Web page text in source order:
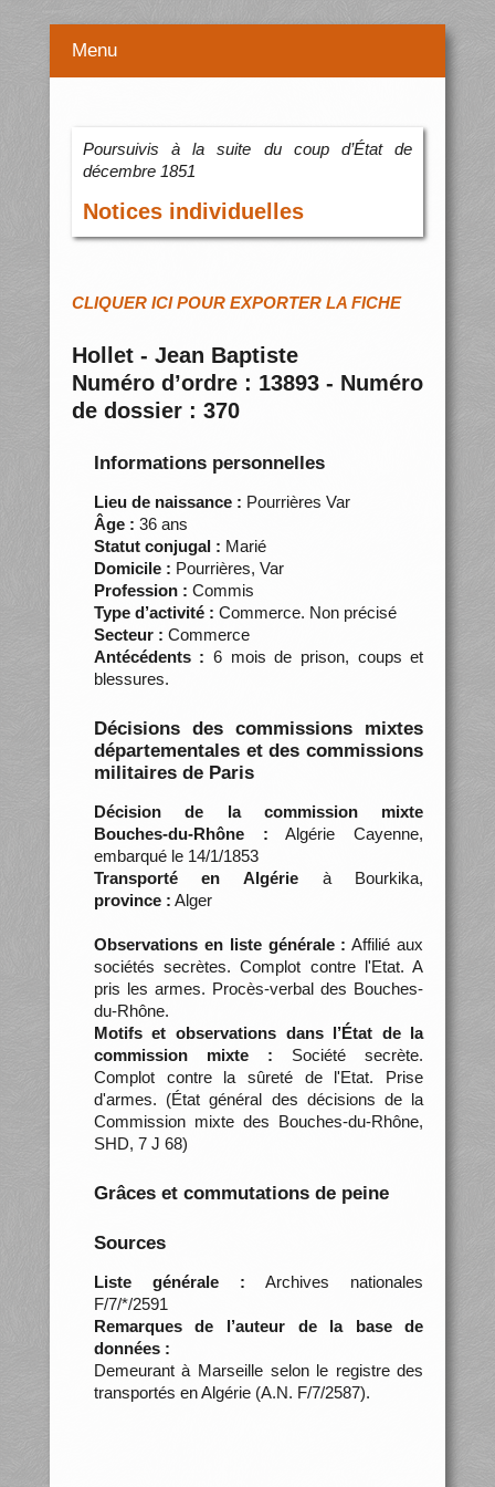
Menu
Poursuivis à la suite du coup d’État de
décembre 1851
Notices individuelles
CLIQUER ICI POUR EXPORTER LA FICHE
Hollet - Jean Baptiste
Numéro d’ordre : 13893 - Numéro
de dossier : 370
Informations personnelles
Lieu de naissance : Pourrières Var
Âge : 36 ans
Statut conjugal : Marié
Domicile : Pourrières, Var
Profession : Commis
Type d’activité : Commerce. Non précisé
Secteur : Commerce
Antécédents : 6 mois de prison, coups et
blessures.
Décisions des commissions mixtes
départementales et des commissions
militaires de Paris
Décision de la commission mixte
Bouches-du-Rhône : Algérie Cayenne,
embarqué le 14/1/1853
Transporté en Algérie à Bourkika,
province : Alger
Observations en liste générale : Affilié aux
sociétés secrètes. Complot contre l'Etat. A
pris les armes. Procès-verbal des Bouches-
du-Rhône.
Motifs et observations dans l’État de la
commission mixte : Société secrète.
Complot contre la sûreté de l'Etat. Prise
d'armes. (État général des décisions de la
Commission mixte des Bouches-du-Rhône,
SHD, 7 J 68)
Grâces et commutations de peine
Sources
Liste générale : Archives nationales
F/7/*/2591
Remarques de l’auteur de la base de
données :
Demeurant à Marseille selon le registre des
transportés en Algérie (A.N. F/7/2587).